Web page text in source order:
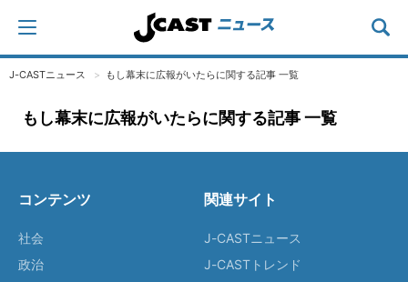
J-CASTニュース もし幕末に広報がいたらに関する記事 一覧
もし幕末に広報がいたらに関する記事 一覧
コンテンツ
社会
政治
関連サイト
J-CASTニュース
J-CASTトレンド